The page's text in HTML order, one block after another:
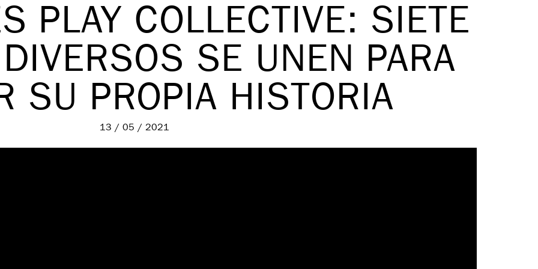
PLAY COLLECTIVE: SIETE
SE UNEN PARA
SU PROPIA HISTORIA
13 / 05 / 2021